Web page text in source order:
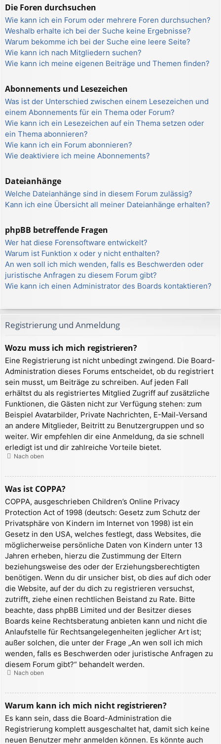
Die Foren durchsuchen
Wie kann ich ein Forum oder mehrere Foren durchsuchen?
Weshalb erhalte ich bei der Suche keine Ergebnisse?
Warum bekomme ich bei der Suche eine leere Seite?
Wie kann ich nach Mitgliedern suchen?
Wie kann ich meine eigenen Beiträge und Themen finden?
Abonnements und Lesezeichen
Was ist der Unterschied zwischen einem Lesezeichen und
einem Abonnements für ein Thema oder Forum?
Wie kann ich ein Lesezeichen auf ein Thema setzen oder
ein Thema abonnieren?
Wie kann ich ein Forum abonnieren?
Wie deaktiviere ich meine Abonnements?
Dateianhänge
Welche Dateianhänge sind in diesem Forum zulässig?
Kann ich eine Übersicht all meiner Dateianhänge erhalten?
phpBB betreffende Fragen
Wer hat diese Forensoftware entwickelt?
Warum ist Funktion x oder y nicht enthalten?
An wen soll ich mich wenden, falls es Beschwerden oder
juristische Anfragen zu diesem Forum gibt?
Wie kann ich einen Administrator des Boards kontaktieren?
Registrierung und Anmeldung
Wozu muss ich mich registrieren?
Eine Registrierung ist nicht unbedingt zwingend. Die Board-
Administration dieses Forums entscheidet, ob du registriert
sein musst, um Beiträge zu schreiben. Auf jeden Fall
erhältst du als registriertes Mitglied Zugriff auf zusätzliche
Funktionen, die Gästen nicht zur Verfügung stehen: zum
Beispiel Avatarbilder, Private Nachrichten, E-Mail-Versand
an andere Mitglieder, Beitritt zu Benutzergruppen und so
weiter. Wir empfehlen dir eine Anmeldung, da sie schnell
erledigt ist und dir zahlreiche Vorteile bietet.
Nach oben
Was ist COPPA?
COPPA, ausgeschrieben Children’s Online Privacy
Protection Act of 1998 (deutsch: Gesetz zum Schutz der
Privatsphäre von Kindern im Internet von 1998) ist ein
Gesetz in den USA, welches festlegt, dass Websites, die
möglicherweise persönliche Daten von Kindern unter 13
Jahren erheben, hierzu die Zustimmung der Eltern
beziehungsweise des oder der Erziehungsberechtigten
benötigen. Wenn du dir unsicher bist, ob dies auf dich oder
die Website, auf der du dich zu registrieren versuchst,
zutrifft, ziehe einen rechtlichen Beistand zu Rate. Bitte
beachte, dass phpBB Limited und der Besitzer dieses
Boards keine Rechtsberatung anbieten kann und nicht die
Anlaufstelle für Rechtsangelegenheiten jeglicher Art ist;
außer solchen, die unter der Frage „An wen soll ich mich
wenden, falls es Beschwerden oder juristische Anfragen zu
diesem Forum gibt?“ behandelt werden.
Nach oben
Warum kann ich mich nicht registrieren?
Es kann sein, dass die Board-Administration die
Registrierung komplett ausgeschaltet hat, damit sich keine
neuen Benutzer mehr anmelden können. Es könnte auch